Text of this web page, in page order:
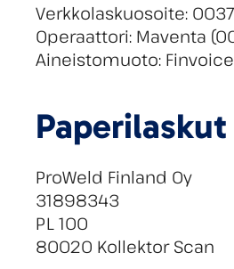
Verkkolaskuosoite:
Operaattori: Maventa
Aineistomuoto: Finvoice
Paperilaskut
ProWeld Finland Oy
31898343
PL 100
80020 Kollektor Scan